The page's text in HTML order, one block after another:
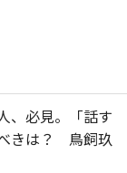
、必見。「話す
きは？ 鳥飼玖